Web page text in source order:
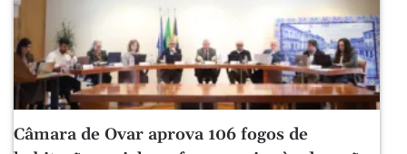
Câmara de Ovar aprova 106 fogos de